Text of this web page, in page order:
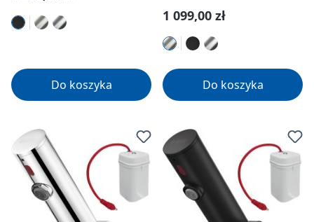
Do koszyka
Cena regularna:
1 099,00 zł
Do koszyka